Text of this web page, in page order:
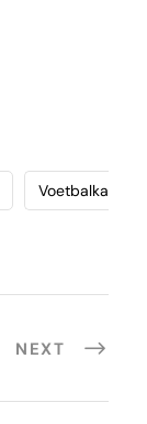
Voetbalka
NEXT